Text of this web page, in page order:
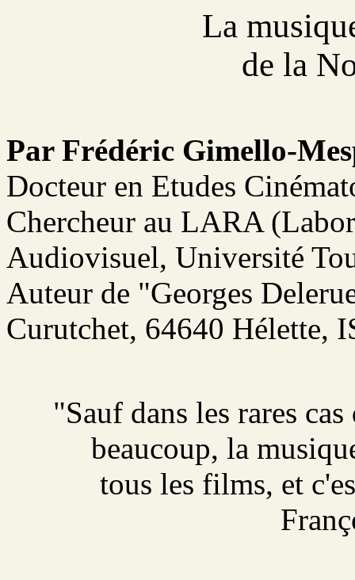
La
de la
Par Frédéric Gimello-
Docteur en Etudes
Chercheur au LARA
Audiovisuel, Université
Auteur de "Georges
Curutchet, 64640 Hélette,
"Sauf dans les rares
beaucoup, la
tous les films, et